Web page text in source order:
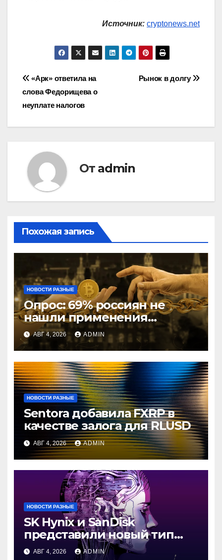
Источник: cryptonews.net
Навигация
по
записям
Рынок в долгу
«Арк» ответила на
слова Федорищева о
неуплате налогов
От admin
Похожая запись
НОВОСТИ РАЗНЫЕ
Опрос: 69% россиян не
нашли применения
криптовалютам
АВГ 4, 2026 ADMIN
НОВОСТИ РАЗНЫЕ
Sentora добавила FXRP в
качестве залога для RLUSD
АВГ 4, 2026 ADMIN
НОВОСТИ РАЗНЫЕ
SK Hynix и SanDisk
представили новый тип
промежуточной памяти
АВГ 4, 2026 ADMIN